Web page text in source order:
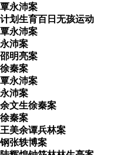
永沛案
划生育百日无孩运动
永沛案
沛案
明亮案
秦案
永沛案
沛案
文生徐秦案
秦案
美余谭兵林案
张轶博案